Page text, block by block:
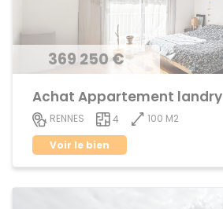
369 250 €
Achat Appartement landry
RENNES 4
100 M2
Voir le bien